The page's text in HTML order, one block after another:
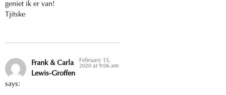
geniet ik er van!
Tjitske
Frank & Carla
Lewis-Groffen
says:
February 15,
2020 at 9:06 am